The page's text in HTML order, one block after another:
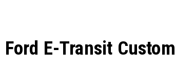
E-Transit Custom